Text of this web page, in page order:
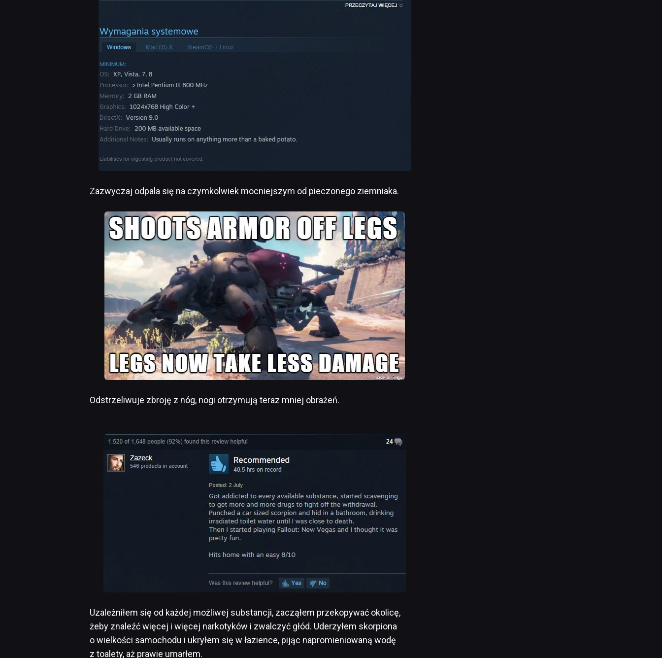
Zazwyczaj odpala się na czymkolwiek mocniejszym od pieczonego ziemniaka.
Odstrzeliwuje zbroję z nóg, nogi otrzymują teraz mniej obrażeń.
Uzależniłem się od każdej możliwej substancji, zacząłem przekopywać okolicę,
żeby znaleźć więcej i więcej narkotyków i zwalczyć głód. Uderzyłem skorpiona
o wielkości samochodu i ukryłem się w łazience, pijąc napromieniowaną wodę
z toalety, aż prawie umarłem.